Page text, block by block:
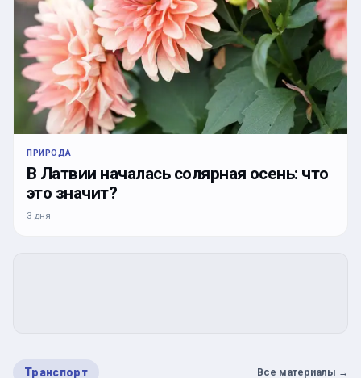
ПРИРОДА
В Латвии началась солярная осень: что
это значит?
3 дня
Транспорт Все материалы →